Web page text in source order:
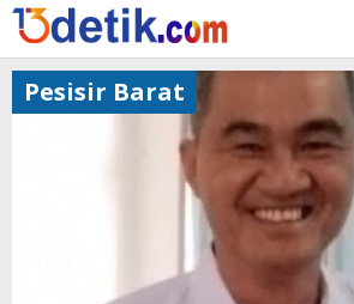
Lewati
ke
konten
Pesisir Barat